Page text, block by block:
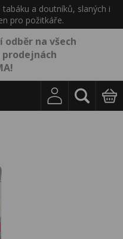
a doutníků, slaných i
pro požitkáře.
odběr na všech
prodejnách